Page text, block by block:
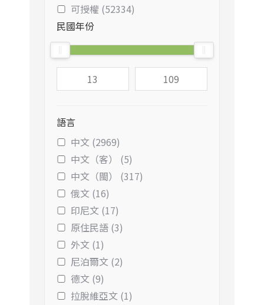
可授權 (52334)
民國年份
語言
中文 (2969)
中文（客） (5)
中文（閩） (317)
俄文 (16)
印尼文 (17)
原住民語 (3)
外文 (1)
尼泊爾文 (2)
德文 (9)
拉脫維亞文 (1)